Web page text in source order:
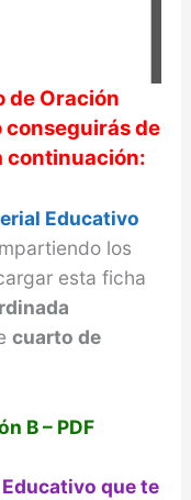
de Oración
conseguirás de
continuación:
Educativo
los
esta ficha
cuarto de
B – PDF
que te